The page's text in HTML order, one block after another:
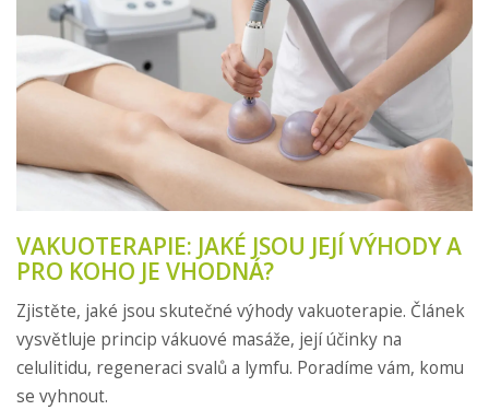
VAKUOTERAPIE: JAKÉ JSOU JEJÍ VÝHODY A
PRO KOHO JE VHODNÁ?
Zjistěte, jaké jsou skutečné výhody vakuoterapie. Článek
vysvětluje princip vákuové masáže, její účinky na
celulitidu, regeneraci svalů a lymfu. Poradíme vám, komu
se vyhnout.